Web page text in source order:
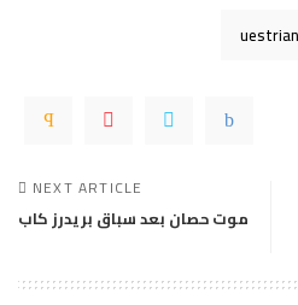
NEXT ARTICLE
موت حصان بعد سباق بريدرز كاب